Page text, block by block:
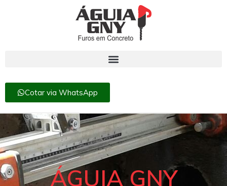
Cotar via WhatsApp
ÁGUIA GNY